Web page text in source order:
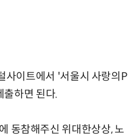
사이트에서 '서울시 사랑의P
출하면 된다.
동참해주신 위대한상상, 노